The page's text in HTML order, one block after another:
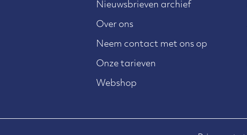
Nieuwsbrieven archief
Over ons
Neem contact met ons op
Onze tarieven
Webshop